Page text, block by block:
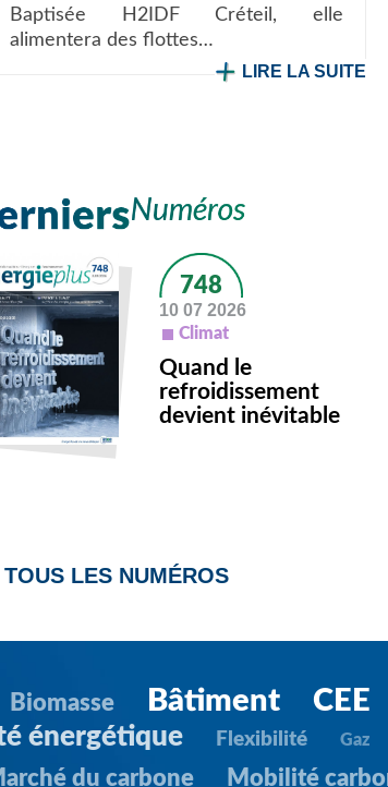
Baptisée H2IDF Créteil, elle
alimentera des flottes…
LIRE LA SUITE
748
10 07 2026
Climat
Quand le
refroidissement
devient inévitable
TOUS LES NUMÉROS
Biomasse Bâtiment CEE
énergétique Flexibilité Gaz
du carbone Mobilité